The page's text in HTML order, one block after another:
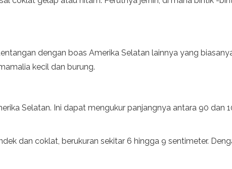
dengan boas Amerika Selatan lainnya yang
kecil dan burung.
Selatan. Ini dapat mengukur panjangnya antara 90 dan
dan coklat, berukuran sekitar 6 hingga 9 sentimeter.